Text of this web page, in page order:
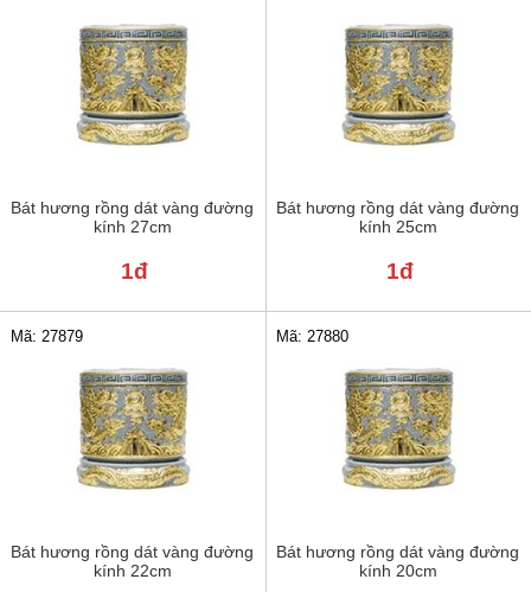
Bát hương rồng dát vàng đường
kính 27cm
1đ
Bát hương rồng dát vàng đường
kính 25cm
1đ
Bát hương rồng dát vàng đường
kính 22cm
Mã: 27879
Bát hương rồng dát vàng đường
kính 20cm
Mã: 27880